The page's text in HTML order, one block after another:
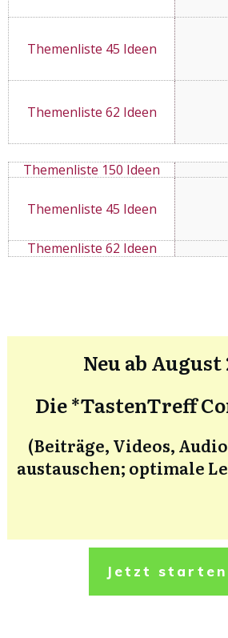
Neu ab August
Die *TastenTreff
(Beiträge, Videos,
austauschen; optimale
Jetzt starten